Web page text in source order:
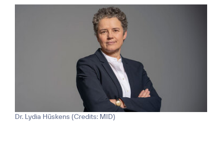
Dr. Lydia Hüskens (Credits: MID)